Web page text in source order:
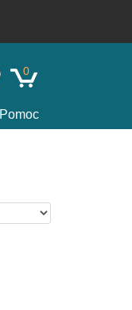
0
Pomoc